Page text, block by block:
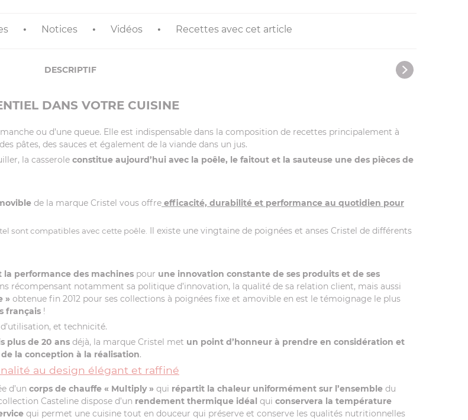
Notices Vidéos Recettes avec cet article
DESCRIPTIF
DANS VOTRE CUISINE
ou d’une queue. Elle est indispensable dans la composition de recettes principalement à
pâtes, des sauces et également de la viande dans un jus.
la casserole constitue aujourd’hui avec la poêle, le faitout et la sauteuse une des pièces de
de la marque Cristel vous offre efficacité, durabilité et performance au quotidien pour
sont compatibles avec cette poêle. Il existe une vingtaine de poignées et anses Cristel de différents
performance des machines pour une innovation constante de ses produits et de ses
récompensant notamment sa politique d’innovation, la qualité de sa relation client, mais aussi
» obtenue fin 2012 pour ses collections à poignées fixe et amovible en est le témoignage le plus
français !
et technicité.
plus de 20 ans déjà, la marque Cristel met un point d’honneur à prendre en considération et
la conception à la réalisation.
au design élégant et raffiné
d’un corps de chauffe « Multiply » qui répartit la chaleur uniformément sur l’ensemble du
Casteline dispose d’un rendement thermique idéal qui conservera la température
qui permet une cuisine tout en douceur qui préserve et conserve les qualités nutritionnelles